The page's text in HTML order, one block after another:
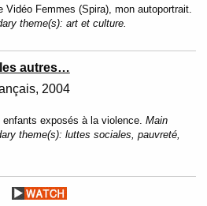
Femmes (Spira), mon autoportrait.
theme(s): art et culture.
les autres…
2004
exposés à la violence. Main
theme(s): luttes sociales, pauvreté,